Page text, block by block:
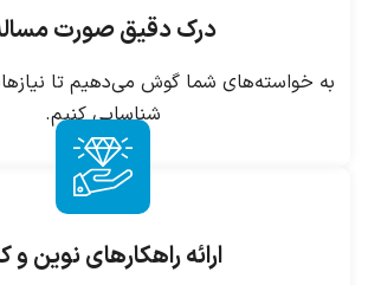
درک دقیق صورت
به خواسته‌های شما گوش می‌دهیم تا
شناسایی کنیم.
ارائه راهکارهای نوین و